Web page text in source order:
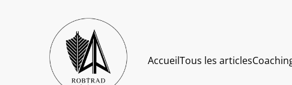
AccueilTous les articles